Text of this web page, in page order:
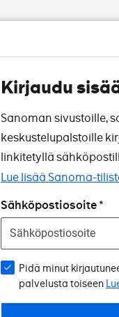
Kirjaudu
Sanoman sivustoille,
keskustelupalstoille
linkitetyllä
Lue lisää Sanoma-
Sähköpostiosoite
Pidä minut
palvelusta toiseen